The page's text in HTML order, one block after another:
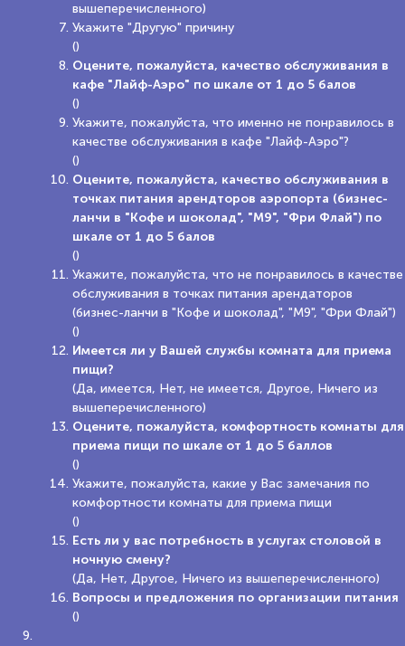
вышеперечисленного)
Укажите "Другую" причину
()
Оцените, пожалуйста, качество обслуживания в
кафе "Лайф-Аэро" по шкале от 1 до 5 балов
()
Укажите, пожалуйста, что именно не понравилось в
качестве обслуживания в кафе "Лайф-Аэро"?
()
Оцените, пожалуйста, качество обслуживания в
точках питания арендторов аэропорта (бизнес-
ланчи в "Кофе и шоколад", "М9", "Фри Флай") по
шкале от 1 до 5 балов
()
Укажите, пожалуйста, что не понравилось в качестве
обслуживания в точках питания арендаторов
(бизнес-ланчи в "Кофе и шоколад", "М9", "Фри Флай")
()
Имеется ли у Вашей службы комната для приема
пищи?
(Да, имеется, Нет, не имеется, Другое, Ничего из
вышеперечисленного)
Оцените, пожалуйста, комфортность комнаты для
приема пищи по шкале от 1 до 5 баллов
()
Укажите, пожалуйста, какие у Вас замечания по
комфортности комнаты для приема пищи
()
Есть ли у вас потребность в услугах столовой в
ночную смену?
(Да, Нет, Другое, Ничего из вышеперечисленного)
Вопросы и предложения по организации питания
()